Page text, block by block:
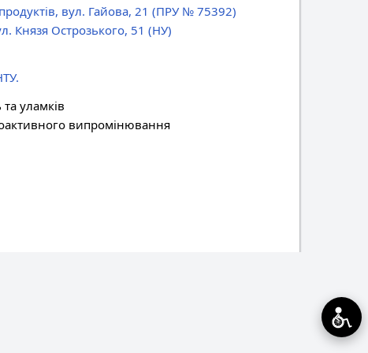
вул. Гайова, 21 (ПРУ № 75392)
Князя Острозького, 51 (НУ)
уламків
випромінювання